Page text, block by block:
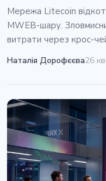
Мережа Litecoin
MWEB-шару.
витрати через крос-
Наталія Дорофєєва26